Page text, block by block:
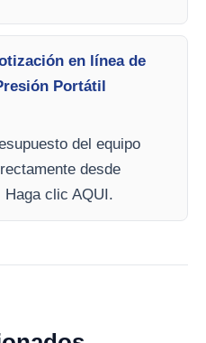
en línea de
Portátil
del equipo
desde
clic AQUI.